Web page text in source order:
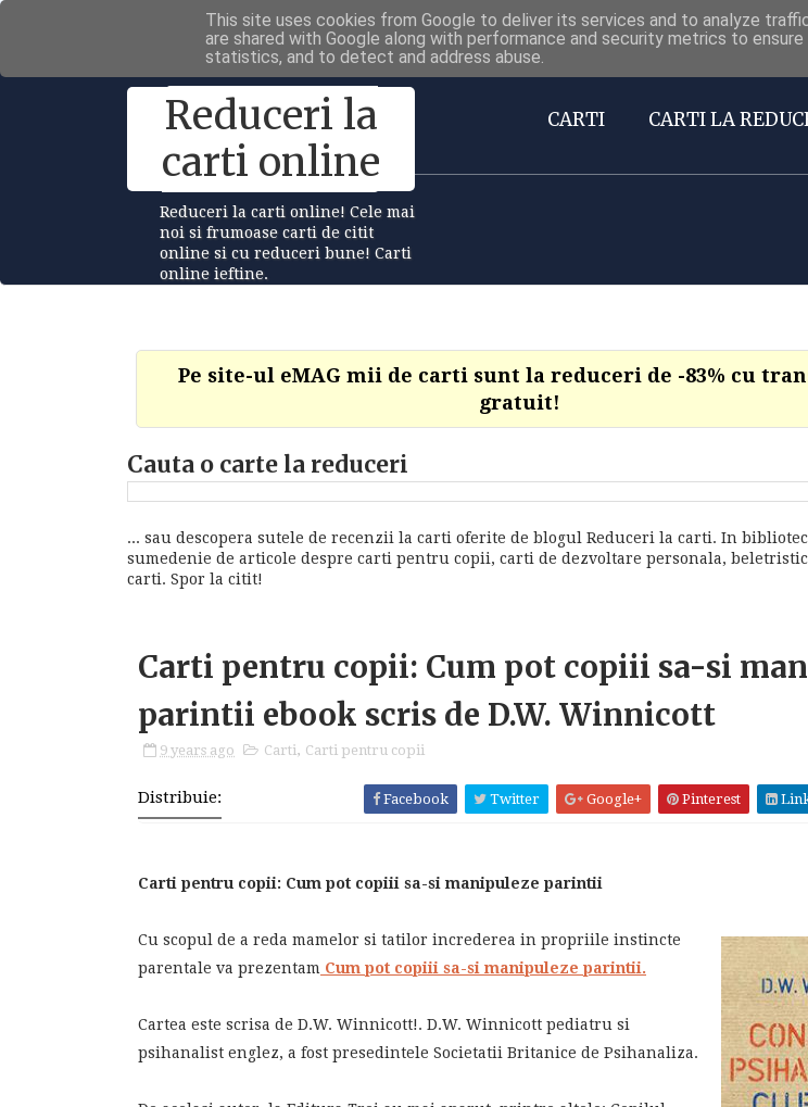
Carti la reduceri @Facebook
Reduceri la
carti online
Reduceri la carti online! Cele mai
noi si frumoase carti de citit
online si cu reduceri bune! Carti
online ieftine.
CARTI CARTI LA
Pe site-ul eMAG mii de carti sunt la reduceri de -83% cu
gratuit!
Cauta o carte la reduceri
... sau descopera sutele de recenzii la carti oferite de blogul Reduceri la carti. In
sumedenie de articole despre carti pentru copii, carti de dezvoltare personala,
carti. Spor la citit!
Carti pentru copii: Cum pot copiii sa-si
parintii ebook scris de D.W. Winnicott
9 years ago Carti, Carti pentru copii
Distribuie: Facebook Twitter Google+ Pinterest
Carti pentru copii: Cum pot copiii sa-si manipuleze parintii
Cu scopul de a reda mamelor si tatilor increderea in propriile instincte
parentale va prezentam Cum pot copiii sa-si manipuleze parintii.
Cartea este scrisa de D.W. Winnicott!. D.W. Winnicott pediatru si
psihanalist englez, a fost presedintele Societatii Britanice de Psihanaliza.
This site uses cookies from Google to deliver its services and to analyze
are shared with Google along with performance and security metrics to
statistics, and to detect and address abuse.